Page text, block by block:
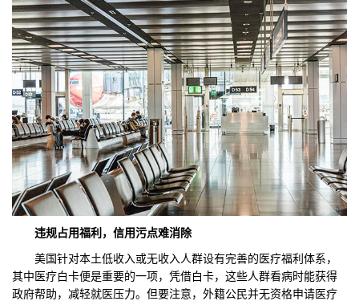
违规占用福利，信用污点难消除
美国针对本土低收入或无收入人群设有完善的医疗福利体系，
其中医疗白卡便是重要的一项，凭借白卡，这些人群看病时能获得
政府帮助，减轻就医压力。但要注意，外籍公民并无资格申请医疗